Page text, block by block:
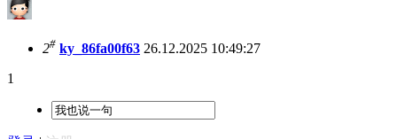
2# ky_86fa00f63 26.12.2025 10:49:27
1